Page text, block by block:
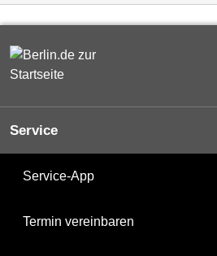
Service
Service-App
Termin vereinbaren